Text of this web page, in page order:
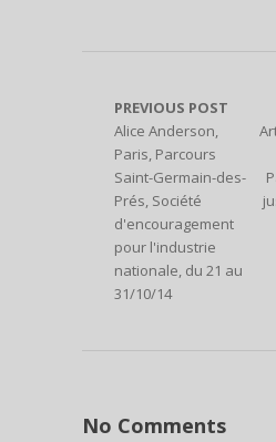
PREVIOUS POST
Alice Anderson,
Paris, Parcours
Saint-Germain-des-
Prés, Société
d'encouragement
pour l'industrie
nationale, du 21 au
31/10/14
No Comments